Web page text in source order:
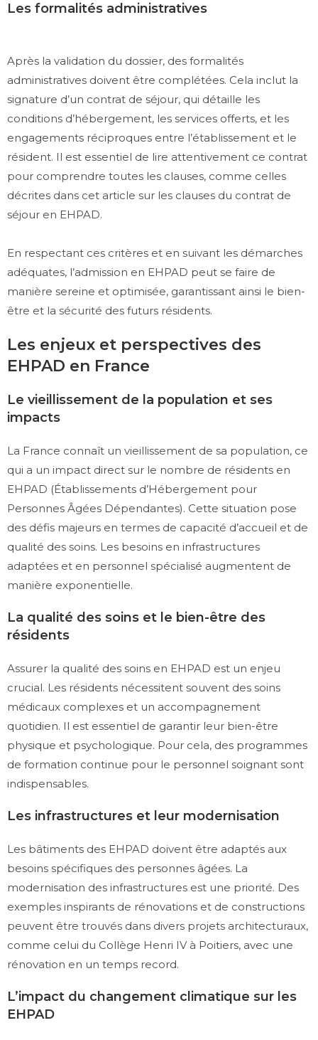
Les formalités administratives
Après la validation du dossier, des formalités
administratives doivent être complétées. Cela inclut la
signature d’un contrat de séjour, qui détaille les
conditions d’hébergement, les services offerts, et les
engagements réciproques entre l’établissement et le
résident. Il est essentiel de lire attentivement ce contrat
pour comprendre toutes les clauses, comme celles
décrites dans cet article sur les clauses du contrat de
séjour en EHPAD.
En respectant ces critères et en suivant les démarches
adéquates, l’admission en EHPAD peut se faire de
manière sereine et optimisée, garantissant ainsi le bien-
être et la sécurité des futurs résidents.
Les enjeux et perspectives des
EHPAD en France
Le vieillissement de la population et ses
impacts
La France connaît un vieillissement de sa population, ce
qui a un impact direct sur le nombre de résidents en
EHPAD (Établissements d’Hébergement pour
Personnes Âgées Dépendantes). Cette situation pose
des défis majeurs en termes de capacité d’accueil et de
qualité des soins. Les besoins en infrastructures
adaptées et en personnel spécialisé augmentent de
manière exponentielle.
La qualité des soins et le bien-être des
résidents
Assurer la qualité des soins en EHPAD est un enjeu
crucial. Les résidents nécessitent souvent des soins
médicaux complexes et un accompagnement
quotidien. Il est essentiel de garantir leur bien-être
physique et psychologique. Pour cela, des programmes
de formation continue pour le personnel soignant sont
indispensables.
Les infrastructures et leur modernisation
Les bâtiments des EHPAD doivent être adaptés aux
besoins spécifiques des personnes âgées. La
modernisation des infrastructures est une priorité. Des
exemples inspirants de rénovations et de constructions
peuvent être trouvés dans divers projets architecturaux,
comme celui du Collège Henri IV à Poitiers, avec une
rénovation en un temps record.
L’impact du changement climatique sur les
EHPAD